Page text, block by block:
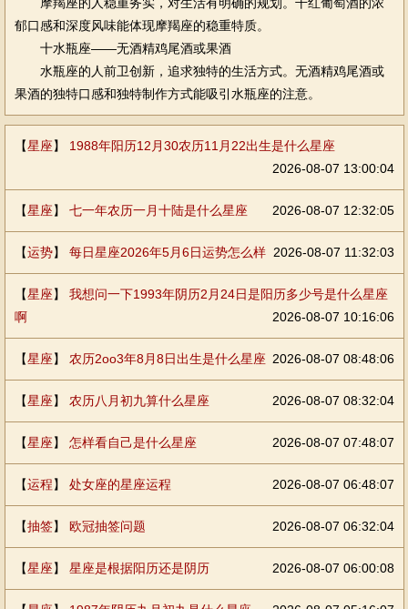
郁口感和深度风味能体现摩羯座的稳重特质。
十水瓶座——无酒精鸡尾酒或果酒
水瓶座的人前卫创新，追求独特的生活方式。无酒精鸡尾酒或
果酒的独特口感和独特制作方式能吸引水瓶座的注意。
【星座】 1988年阳历12月30农历11月22出生是什么星座
2026-08-07 13:00:04
【星座】 七一年农历一月十陆是什么星座 2026-08-07 12:32:05
【运势】 每日星座2026年5月6日运势怎么样 2026-08-07 11:32:03
【星座】 我想问一下1993年阴历2月24日是阳历多少号是什么星座
啊
2026-08-07 10:16:06
【星座】 农历2oo3年8月8日出生是什么星座 2026-08-07 08:48:06
【星座】 农历八月初九算什么星座 2026-08-07 08:32:04
【星座】 怎样看自己是什么星座 2026-08-07 07:48:07
【运程】 处女座的星座运程 2026-08-07 06:48:07
【抽签】 欧冠抽签问题 2026-08-07 06:32:04
【星座】 星座是根据阳历还是阴历 2026-08-07 06:00:08